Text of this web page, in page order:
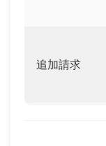
追加請求